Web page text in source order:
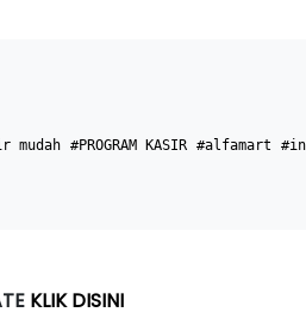
mudah #PROGRAM KASIR #alfamart
KLIK DISINI